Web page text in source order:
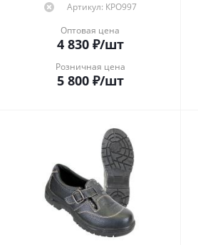
Артикул: КРО997
Оптовая цена
4 830₽/шт
Розничная цена
5 800₽/шт